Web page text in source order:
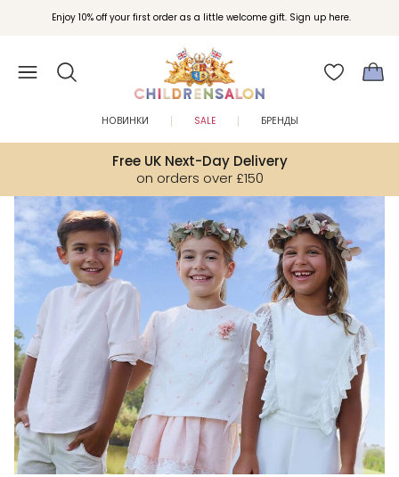
Enjoy 10% off your first order as a little welcome gift. Sign up here.
Вступайте в клуб Бонусы Childrensalon для эксклюзивных привилегий при
покупках.
Free UK Next-Day Delivery
on orders over £150
НОВИНКИ SALE БРЕНДЫ